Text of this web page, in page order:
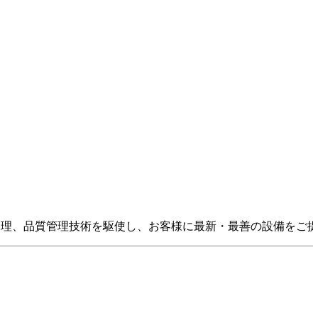
品質管理技術を駆使し、お客様に最新・最善の設備をご